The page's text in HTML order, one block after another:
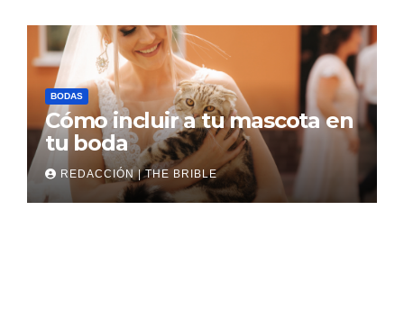
BODAS
Cómo incluir a tu mascota en
tu boda
REDACCIÓN | THE BRIBLE